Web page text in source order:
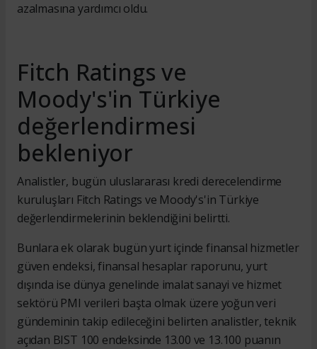
azalmasına yardımcı oldu.
Fitch Ratings ve
Moody's'in Türkiye
değerlendirmesi
bekleniyor
Analistler, bugün uluslararası kredi derecelendirme
kuruluşları Fitch Ratings ve Moody's'in Türkiye
değerlendirmelerinin beklendiğini belirtti.
Bunlara ek olarak bugün yurt içinde finansal hizmetler
güven endeksi, finansal hesaplar raporunu, yurt
dışında ise dünya genelinde imalat sanayi ve hizmet
sektörü PMI verileri başta olmak üzere yoğun veri
gündeminin takip edileceğini belirten analistler, teknik
açıdan BIST 100 endeksinde 13.00 ve 13.100 puanın